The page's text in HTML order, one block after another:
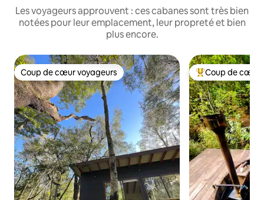
Les voyageurs approuvent : ces cabanes sont très bien
notées pour leur emplacement, leur propreté et bien
plus encore.
Coup de cœur voyageurs
Coup de cœur voyageurs Coups de cœur
Coup de cœur